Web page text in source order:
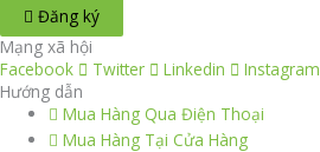
sản
Đăng ký
Mạng xã hội
Facebook
Twitter Linkedin Instagram
Hướng dẫn
Mua Hàng Qua Điện Thoại
Mua Hàng Tại Cửa Hàng